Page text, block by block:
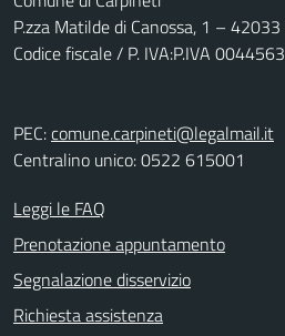
P.zza Matilde di Canossa, 1 – 42033
Codice fiscale / P. IVA:P.IVA
PEC:comune.carpineti@legalmail.it
Centralino unico: 0522 615001
Leggi le FAQ
Prenotazione appuntamento
Segnalazione disservizio
Richiesta assistenza